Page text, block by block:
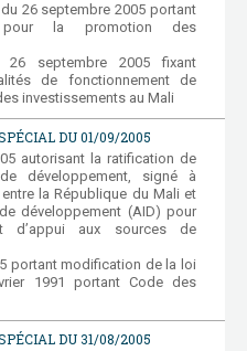
26 septembre 2005 portant
la promotion des
26 septembre 2005 fixant
de fonctionnement de
investissements au Mali
DU 01/09/2005
autorisant la ratification de
développement, signé à
la République du Mali et
développement (AID) pour
d’appui aux sources de
portant modification de la loi
1991 portant Code des
DU 31/08/2005